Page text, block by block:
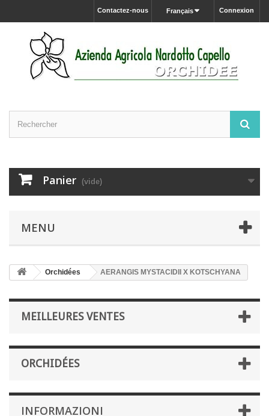
Connexion
Français
Contactez-nous
Panier (vide)
MENU
Orchidées AERANGIS MYSTACIDII X KOTSCHYANA
MEILLEURES VENTES
ORCHIDÉES
INFORMAZIONI